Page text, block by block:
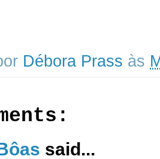
Débora Prass às
said...